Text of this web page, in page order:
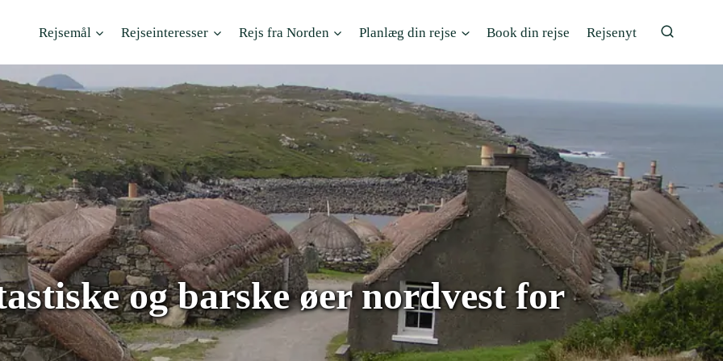
Rejsemål Rejseinteresser Rejs fra Norden Planlæg din rejse Book din rejse Rejsenyt
og barske øer nordvest for